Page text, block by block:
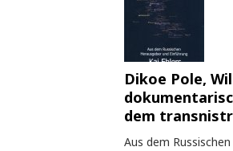
Dikoe Pole,
dem
Aus dem